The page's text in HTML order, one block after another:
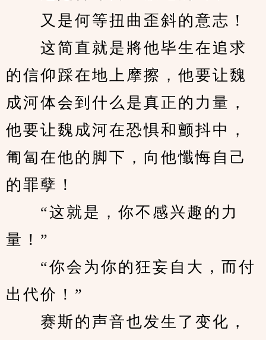
又是何等扭曲歪斜的意志！
这简直就是將他毕生在追求
的信仰踩在地上摩擦，他要让魏
成河体会到什么是真正的力量，
他要让魏成河在恐惧和颤抖中，
匍匐在他的脚下，向他懺悔自己
的罪孽！
“这就是，你不感兴趣的力
量！”
“你会为你的狂妄自大，而付
出代价！”
赛斯的声音也发生了变化，